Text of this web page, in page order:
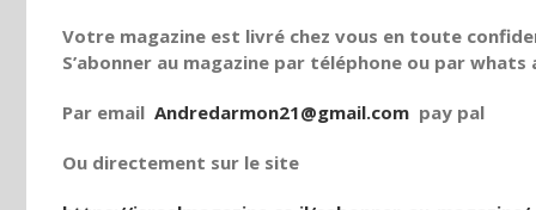
Votre magazine est livré chez vous en toute
S’abonner au magazine par téléphone ou par whats
Par email Andredarmon21@gmail.com pay pal
Ou directement sur le site